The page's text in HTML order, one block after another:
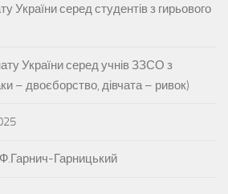
України серед студентів з гирьового
України серед учнів ЗЗСО з
– двоєборство, дівчата – ривок)
Гарницький